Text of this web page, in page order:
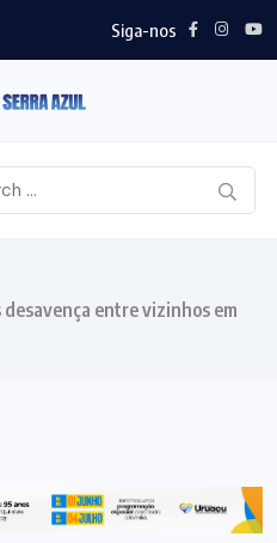
Siga-nos
desavença entre vizinhos em